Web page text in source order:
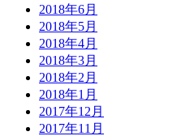
2018年6月
2018年5月
2018年4月
2018年3月
2018年2月
2018年1月
2017年12月
2017年11月